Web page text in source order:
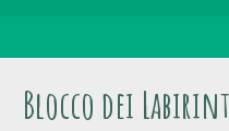
Blocco dei